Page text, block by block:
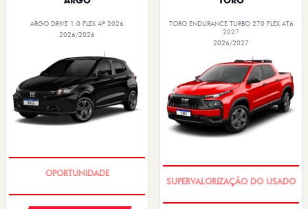
ARGO DRIVE 1.0 FLEX 4P 2026
2026/2026
TORO ENDURANCE TURBO 270 FLEX AT6
2027
2026/2027